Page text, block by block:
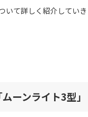
いて詳しく紹介していき
ーンライト3型」